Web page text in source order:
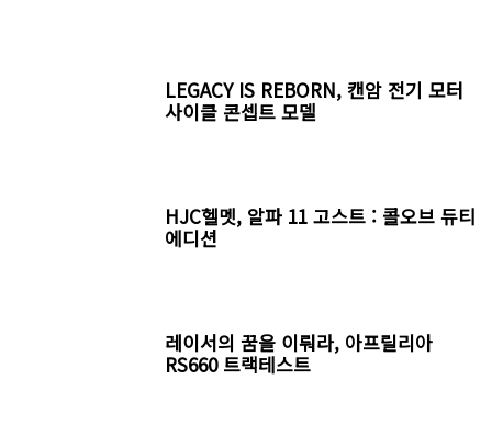
LEGACY IS REBORN, 캔암 전기 모터
사이클 콘셉트 모델
HJC헬멧, 알파 11 고스트 : 콜오브 듀티
에디션
레이서의 꿈을 이뤄라, 아프릴리아
RS660 트랙테스트